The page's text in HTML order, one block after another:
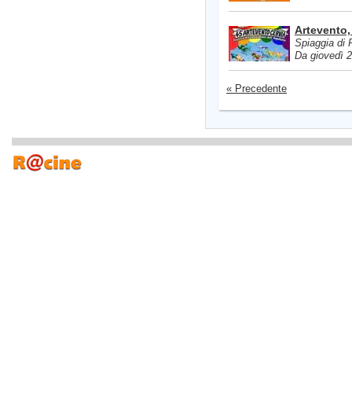
Spiaggia di
Da giovedì
« Precedente